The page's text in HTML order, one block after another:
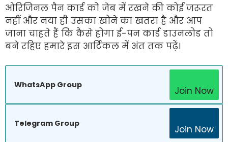
ओरिजिनल पैन कार्ड को जेब में रखने की कोई जरूरत
नहीं और नया ही उसका खोने का खतरा है और आप
जाना चाहते हैं कि कैसे होगा ई-पन कार्ड डाउनलोड तो
बने रहिए हमारे इस आर्टिकल में अंत तक पढ़ें।
WhatsApp Group
Join Now
Telegram Group
Join Now